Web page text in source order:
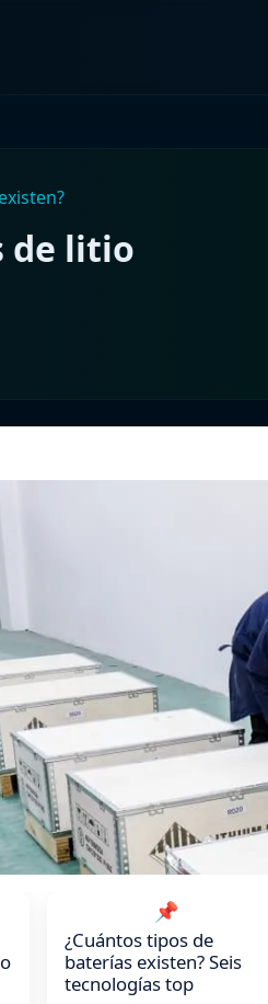
de litio
📌
¿Cuántos tipos de
baterías existen? Seis
tecnologías top